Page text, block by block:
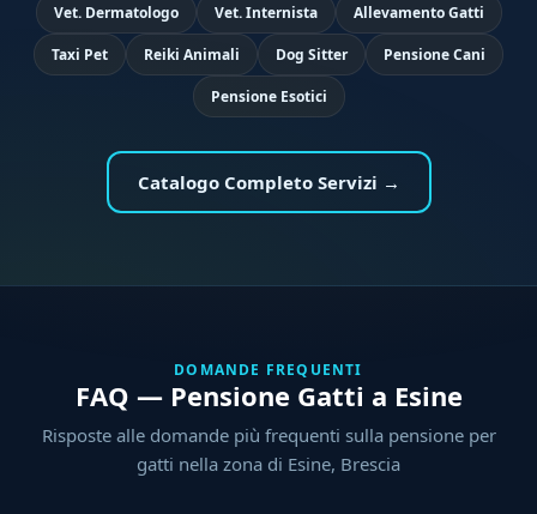
Vet. Dermatologo Vet. Internista Allevamento Gatti
Taxi Pet Reiki Animali Dog Sitter Pensione Cani
Pensione Esotici
Catalogo Completo Servizi →
DOMANDE FREQUENTI
FAQ — Pensione Gatti a Esine
Risposte alle domande più frequenti sulla pensione per
gatti nella zona di Esine, Brescia